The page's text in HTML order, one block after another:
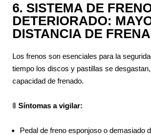
6. SISTEMA DE
DETERIORADO:
DISTANCIA DE
Los frenos son esenciales para la
tiempo los discos y pastillas se
capacidad de frenado.
🚦 Síntomas a vigilar:
Pedal de freno esponjoso o demasiado